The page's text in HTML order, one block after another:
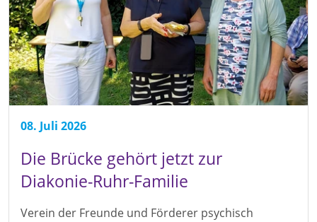
08. Juli 2026
Die Brücke gehört jetzt zur
Diakonie-Ruhr-Familie
Verein der Freunde und Förderer psychisch